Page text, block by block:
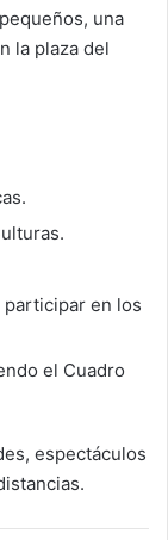
una
la plaza del
participar en los
el Cuadro
espectáculos